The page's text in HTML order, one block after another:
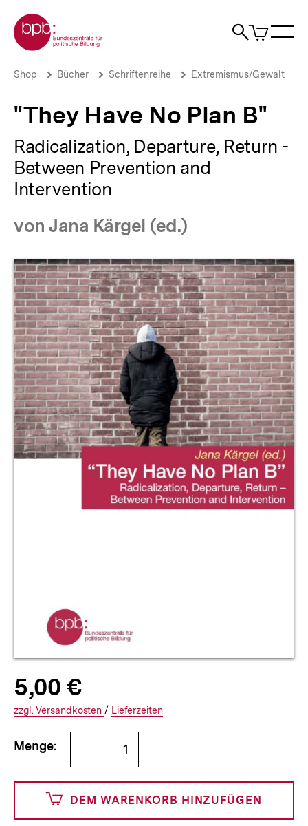
zum
Seiteninhalt
springen
Zur Startseite der bpb
Suche
Artikel
im
"They
Plan
bpb.de
Brotkrümelnavigation
Pfadnavigation
Shop Bücher Schriftenreihe Extremismus/Gewalt
"They Have No Plan B"
Radicalization, Departure, Return -
Between Prevention and
Intervention
von Jana Kärgel (ed.)
Produktvorschau
Allgemeine
Informationen
Produktpreis:
5,00 €5
€
und
500
Cents
zuzüglich
Versandkosten
Interner
Informationen
den
zzgl. zuzüglichen
Versandkosten / Interner
Informationen
Lieferzeiten
Bestellmenge
angeben
Menge:
DEM WARENKORB HINZUFÜGEN